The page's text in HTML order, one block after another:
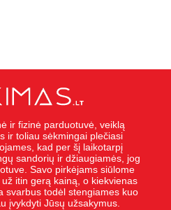
ir fizinė parduotuvė, veiklą
ir toliau sėkmingai plečiasi
kad per šį laikotarpį
sandorių ir džiaugiamės, jog
Savo pirkėjams siūlome
itin gerą kainą, o kiekvienas
svarbus todėl stengiames kuo
įvykdyti Jūsų užsakymus.